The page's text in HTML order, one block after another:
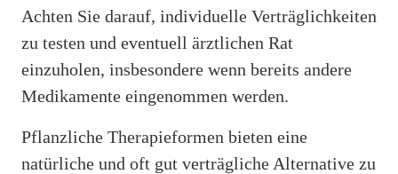
Achten Sie darauf, individuelle Verträglichkeiten
zu testen und eventuell ärztlichen Rat
einzuholen, insbesondere wenn bereits andere
Medikamente eingenommen werden.
Pflanzliche Therapieformen bieten eine
natürliche und oft gut verträgliche Alternative zu